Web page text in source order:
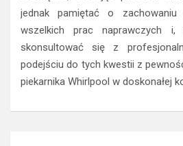
jednak pamiętać o zachowaniu
wszelkich prac naprawczych
skonsultować się z
podejściu do tych kwestii z
piekarnika Whirlpool w doskonałej